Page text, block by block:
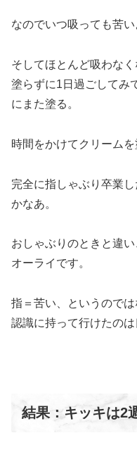
なのでいつ吸っても苦
そしてほとんど吸わな
塗らずに1日過ごしてみ
にまた塗る。
時間をかけてクリーム
完全に指しゃぶり卒業
かなあ。
おしゃぶりのときと違
オーライです。
指＝苦い、というので
認識に持って行けたのは
結果：キッキは2